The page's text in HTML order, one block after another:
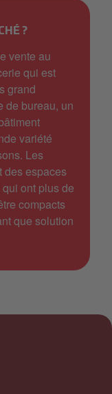
?
vente au
qui est
grand
de bureau, un
variété
Les
des espaces
ont plus de
compacts
que solution